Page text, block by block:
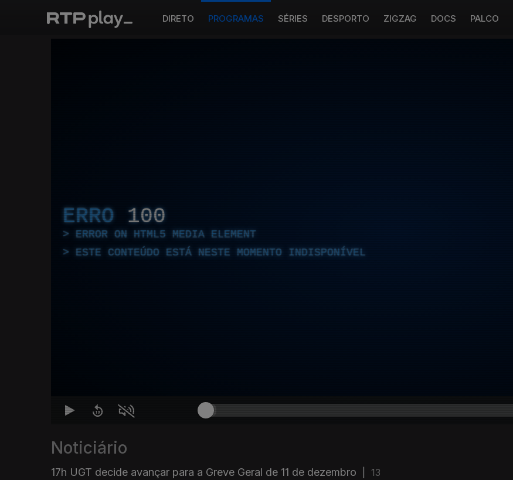
DIRETO PROGRAMAS SÉRIES DESPORTO ZIGZAG DOCS PALCO
ERRO 100
ERROR ON HTML5 MEDIA ELEMENT
ESTE CONTEÚDO ESTÁ NESTE MOMENTO INDISPONÍVEL
Noticiário
17h UGT decide avançar para a Greve Geral de 11 de dezembro
13